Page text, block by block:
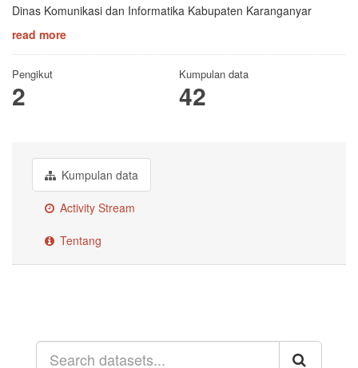
Dinas Komunikasi dan Informatika Kabupaten Karanganyar
read more
Pengikut
2
Kumpulan data
42
Kumpulan data
Activity Stream
Tentang